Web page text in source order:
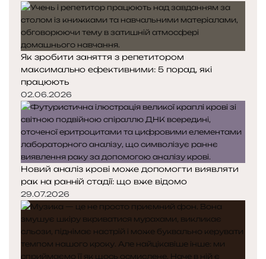
Як зробити заняття з репетитором
максимально ефективними: 5 порад, які
працюють
02.06.2026
Новий аналіз крові може допомогти виявляти
рак на ранній стадії: що вже відомо
29.07.2026